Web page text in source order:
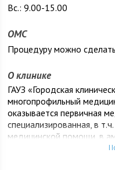
Вс.: 9.00-15.00
ОМС
Процедуру можно
О клинике
ГАУЗ «Городская
многопрофильный
оказывается первичная
специализированная, в
медицинской помощи, в
дневного и